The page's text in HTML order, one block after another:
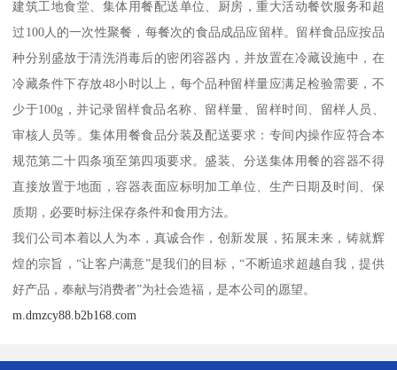
建筑工地食堂、集体用餐配送单位、厨房，重大活动餐饮服务和超
过100人的一次性聚餐，每餐次的食品成品应留样。留样食品应按品
种分别盛放于清洗消毒后的密闭容器内，并放置在冷藏设施中，在
冷藏条件下存放48小时以上，每个品种留样量应满足检验需要，不
少于100g，并记录留样食品名称、留样量、留样时间、留样人员、
审核人员等。集体用餐食品分装及配送要求：专间内操作应符合本
规范第二十四条项至第四项要求。盛装、分送集体用餐的容器不得
直接放置于地面，容器表面应标明加工单位、生产日期及时间、保
质期，必要时标注保存条件和食用方法。
我们公司本着以人为本，真诚合作，创新发展，拓展未来，铸就辉
煌的宗旨，“让客户满意”是我们的目标，“不断追求超越自我，提供
好产品，奉献与消费者”为社会造福，是本公司的愿望。
m.dmzcy88.b2b168.com